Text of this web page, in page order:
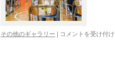
その他のギャラリー | 東
コメントを受け付